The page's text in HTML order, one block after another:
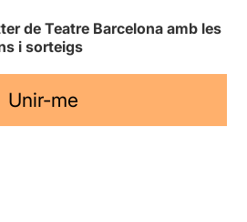
de Teatre Barcelona amb les
i sorteigs
Unir-me